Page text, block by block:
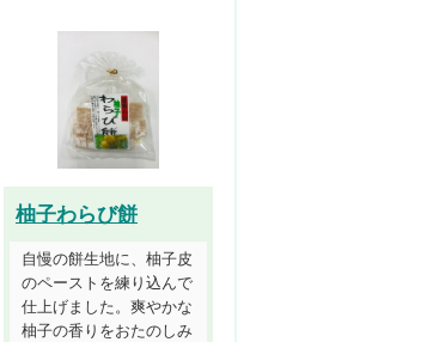
柚子わらび餅
自慢の餅生地に、柚子皮
のペーストを練り込んで
仕上げました。爽やかな
柚子の香りをおたのしみ